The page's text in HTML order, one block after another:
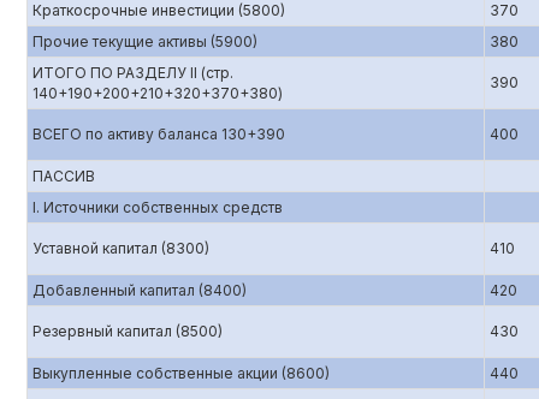
Краткосрочные инвестиции (5800)
370
Прочие текущие активы (5900)
380
ИТОГО ПО РАЗДЕЛУ II (стр.
140+190+200+210+320+370+380)
390
ВСЕГО по активу баланса 130+390 400
ПАССИВ
I. Источники собственных средств
Уставной капитал (8300) 410
Добавленный капитал (8400) 420
Резервный капитал (8500) 430
Выкупленные собственные акции (8600) 440